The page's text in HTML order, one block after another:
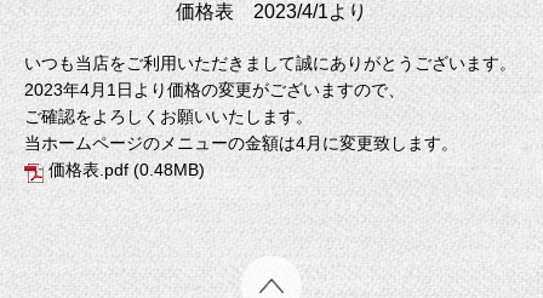
価格表 2023/4/1より
いつも当店をご利用いただきまして誠にありがとうございます。
2023年4月1日より価格の変更がございますので、
ご確認をよろしくお願いいたします。
当ホームページのメニューの金額は4月に変更致します。
価格表.pdf (0.48MB)